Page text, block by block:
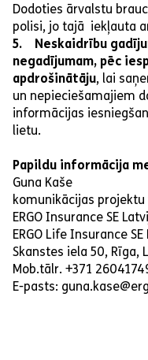
Dodoties ārvalstu
polisi, jo tajā iekļauta
5. Neskaidrību
negadījumam, pēc
apdrošinātāju, lai
un nepieciešamajiem
informācijas
lietu.
Papildu informācija
Guna Kaše
komunikācijas
ERGO Insurance SE
ERGO Life Insurance
Skanstes iela 50, Rīga,
Mob.tālr. +371
E-pasts: